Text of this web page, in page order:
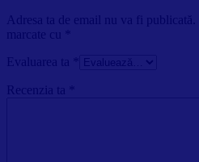
Adresa ta de email nu va fi publicată.
marcate cu
Evaluarea ta
Recenzia ta